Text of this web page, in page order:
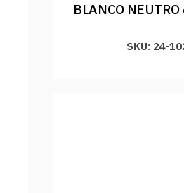
BLANCO
SKU: 24-